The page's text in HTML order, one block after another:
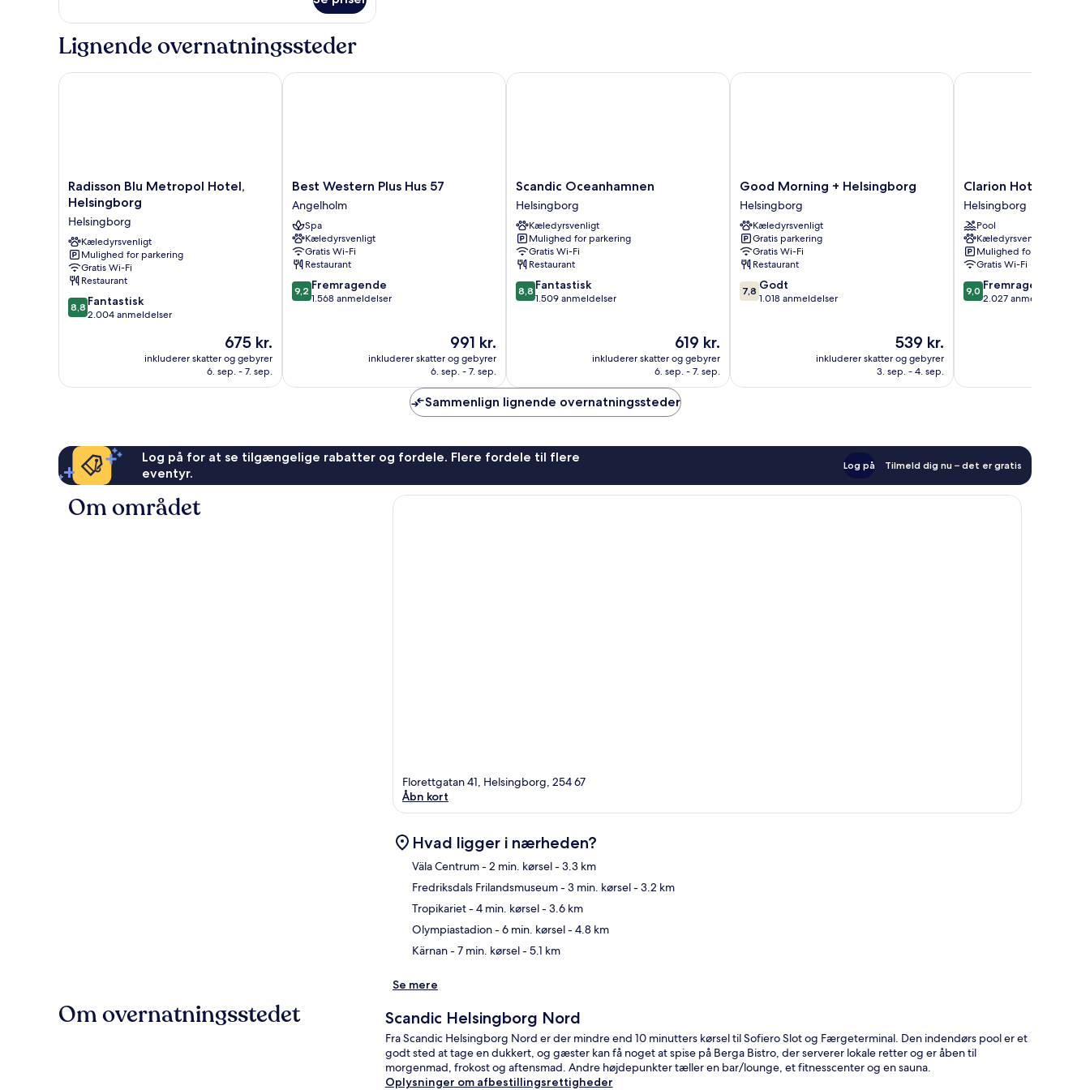
Room
Lignende overnatningssteder
Radisson
Blu
Metropol
Hotel,
Helsingborg
Helsingborg
Radisson Blu Metropol Hotel,
Helsingborg
Helsingborg
Kæledyrsvenligt
Mulighed for parkering
Gratis Wi-Fi
Restaurant
8.8
ud
anmeldelser
8,8 Fantastisk
2.004 anmeldelser
Prisen
er
675 kr.
675 kr.
inkluderer skatter og gebyrer
6. sep. - 7. sep.
Radisson Blu Metropol Hotel, Helsingborg
Best
Western
Plus
Hus
57
Angelholm
Best Western Plus Hus 57
Angelholm
Spa
Kæledyrsvenligt
Gratis Wi-Fi
Restaurant
9.2
ud
9,2 Fremragende
1.568 anmeldelser
Prisen
er
991 kr.
991 kr.
inkluderer skatter og gebyrer
6. sep. - 7. sep.
Best Western Plus Hus 57
Scandic
Oceanhamnen
Helsingborg
Scandic Oceanhamnen
Helsingborg
Kæledyrsvenligt
Mulighed for parkering
Gratis Wi-Fi
Restaurant
8.8
ud
8,8 Fantastisk
1.509 anmeldelser
Prisen
er
619 kr.
619 kr.
inkluderer skatter og gebyrer
6. sep. - 7. sep.
Scandic Oceanhamnen
Good
Morning
+
Helsingborg
Helsingborg
Good Morning + Helsingborg
Helsingborg
Kæledyrsvenligt
Gratis parkering
Gratis Wi-Fi
Restaurant
7.8
ud
7,8 Godt
1.018 anmeldelser
Prisen
er
539 kr.
539 kr.
inkluderer skatter og gebyrer
3. sep. - 4. sep.
Good Morning + Helsingborg
Clarion
Hotel
Sea
U
Helsingborg
Clarion Hotel Sea U
Helsingborg
Pool
Kæledyrsvenligt
Mulighed for parkering
Gratis Wi-Fi
9.0
ud
9,0 Fremragende
2.027 anmeldelser
Clarion Hotel Sea U
Sammenlign lignende overnatningssteder
Log på for at se tilgængelige rabatter og fordele. Flere fordele til flere
eventyr.
Log på Tilmeld dig nu – det er gratis
Om området
Florettgatan 41, Helsingborg, 254 67
Åbn kort
Hvad ligger i nærheden?
Väla Centrum- 2 min. kørsel- 3.3 km
Fredriksdals Frilandsmuseum- 3 min. kørsel- 3.2 km
Tropikariet- 4 min. kørsel- 3.6 km
Olympiastadion- 6 min. kørsel- 4.8 km
Kärnan- 7 min. kørsel- 5.1 km
Se mere
Om overnatningsstedet Scandic Helsingborg Nord
Fra Scandic Helsingborg Nord er der mindre end 10 minutters kørsel til Sofiero Slot og Færgeterminal. Den indendørs pool er et
godt sted at tage en dukkert, og gæster kan få noget at spise på Berga Bistro, der serverer lokale retter og er åben til
morgenmad, frokost og aftensmad. Andre højdepunkter tæller en bar/lounge, et fitnesscenter og en sauna.
Oplysninger om afbestillingsrettigheder